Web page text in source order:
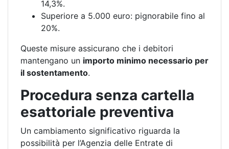
14,3%.
Superiore a 5.000 euro: pignorabile fino al
20%.
Queste misure assicurano che i debitori
mantengano un importo minimo necessario per
il sostentamento.
Procedura senza cartella
esattoriale preventiva
Un cambiamento significativo riguarda la
possibilità per l’Agenzia delle Entrate di